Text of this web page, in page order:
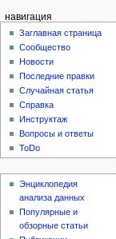
навигация
Заглавная страница
Сообщество
Новости
Последние правки
Случайная статья
Справка
Инструктаж
Вопросы и ответы
ToDo
Энциклопедия
анализа данных
Популярные и
обзорные статьи